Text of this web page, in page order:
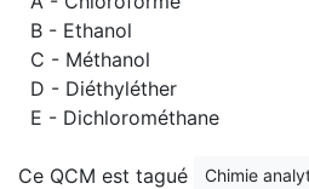
B - Ethanol
C - Méthanol
D - Diéthyléther
E - Dichlorométhane
Ce QCM est tagué Chimie